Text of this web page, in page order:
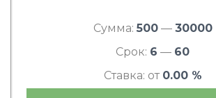
Сумма: 500— 30000
Срок: 6 — 60
Ставка: от 0.00 %